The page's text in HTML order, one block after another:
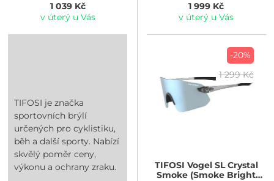
1 039 Kč
v úterý u Vás
1 999 Kč
v úterý u Vás
TIFOSI je značka
sportovních brýlí
určených pro cyklistiku,
běh a další sporty. Nabízí
skvělý poměr ceny,
výkonu a ochrany zraku.
-20%
1 299 Kč
TIFOSI Vogel SL Crystal
Smoke (Smoke Bright